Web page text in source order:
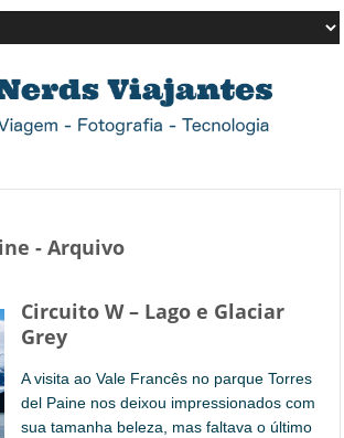
- Arquivo
Circuito W – Lago e Glaciar
Grey
A visita ao Vale Francês no parque Torres
del Paine nos deixou impressionados com
sua tamanha beleza, mas faltava o último